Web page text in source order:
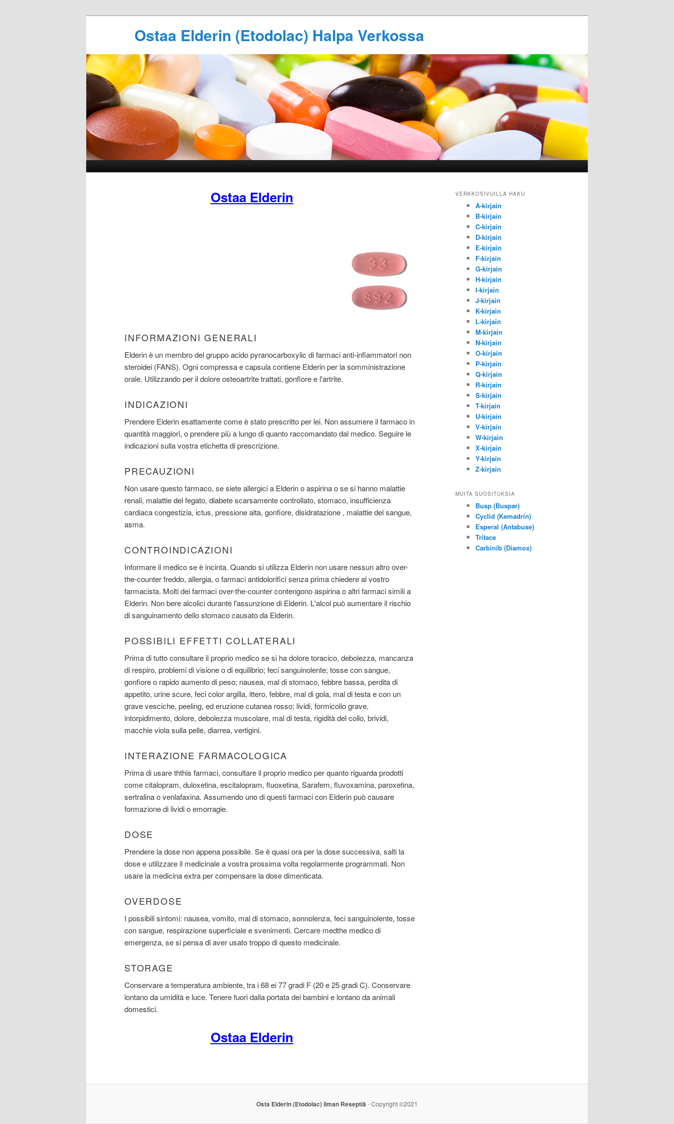
Ostaa Elderin (Etodolac) Halpa Verkossa
Ostaa Elderin
INFORMAZIONI GENERALI
Elderin è un membro del gruppo acido pyranocarboxylic di farmaci anti-infiammatori non
steroidei (FANS). Ogni compressa e capsula contiene Elderin per la somministrazione
orale. Utilizzando per il dolore osteoartrite trattati, gonfiore e l'artrite.
INDICAZIONI
Prendere Elderin esattamente come è stato prescritto per lei. Non assumere il farmaco in
quantità maggiori, o prendere più a lungo di quanto raccomandato dal medico. Seguire le
indicazioni sulla vostra etichetta di prescrizione.
PRECAUZIONI
Non usare questo farmaco, se siete allergici a Elderin o aspirina o se si hanno malattie
renali, malattie del fegato, diabete scarsamente controllato, stomaco, insufficienza
cardiaca congestizia, ictus, pressione alta, gonfiore, disidratazione , malattie del sangue,
asma.
CONTROINDICAZIONI
Informare il medico se è incinta. Quando si utilizza Elderin non usare nessun altro over-
the-counter freddo, allergia, o farmaci antidolorifici senza prima chiedere al vostro
farmacista. Molti dei farmaci over-the-counter contengono aspirina o altri farmaci simili a
Elderin. Non bere alcolici durante l'assunzione di Elderin. L'alcol può aumentare il rischio
di sanguinamento dello stomaco causato da Elderin.
POSSIBILI EFFETTI COLLATERALI
Prima di tutto consultare il proprio medico se si ha dolore toracico, debolezza, mancanza
di respiro, problemi di visione o di equilibrio; feci sanguinolente; tosse con sangue,
gonfiore o rapido aumento di peso; nausea, mal di stomaco, febbre bassa, perdita di
appetito, urine scure, feci color argilla, ittero, febbre, mal di gola, mal di testa e con un
grave vesciche, peeling, ed eruzione cutanea rosso; lividi, formicolio grave,
intorpidimento, dolore, debolezza muscolare, mal di testa, rigidità del collo, brividi,
macchie viola sulla pelle, diarrea, vertigini.
INTERAZIONE FARMACOLOGICA
Prima di usare ththis farmaci, consultare il proprio medico per quanto riguarda prodotti
come citalopram, duloxetina, escitalopram, fluoxetina, Sarafem, fluvoxamina, paroxetina,
sertralina o venlafaxina. Assumendo uno di questi farmaci con Elderin può causare
formazione di lividi o emorragie.
DOSE
Prendere la dose non appena possibile. Se è quasi ora per la dose successiva, salti la
dose e utilizzare il medicinale a vostra prossima volta regolarmente programmati. Non
usare la medicina extra per compensare la dose dimenticata.
OVERDOSE
I possibili sintomi: nausea, vomito, mal di stomaco, sonnolenza, feci sanguinolente, tosse
con sangue, respirazione superficiale e svenimenti. Cercare medthe medico di
emergenza, se si pensa di aver usato troppo di questo medicinale.
STORAGE
Conservare a temperatura ambiente, tra i 68 ei 77 gradi F (20 e 25 gradi C). Conservare
lontano da umidità e luce. Tenere fuori dalla portata dei bambini e lontano da animali
domestici.
Ostaa Elderin
VERKKOSIVUILLA HAKU
A-kirjain
B-kirjain
C-kirjain
D-kirjain
E-kirjain
F-kirjain
G-kirjain
H-kirjain
I-kirjain
J-kirjain
K-kirjain
L-kirjain
M-kirjain
N-kirjain
O-kirjain
P-kirjain
Q-kirjain
R-kirjain
S-kirjain
T-kirjain
U-kirjain
V-kirjain
W-kirjain
X-kirjain
Y-kirjain
Z-kirjain
MUITA SUOSITUKSIA
Busp (Buspar)
Cyclid (Kemadrin)
Esperal (Antabuse)
Tritace
Carbinib (Diamox)
Osta Elderin (Etodolac) ilman Reseptiä- Copyright ©2021